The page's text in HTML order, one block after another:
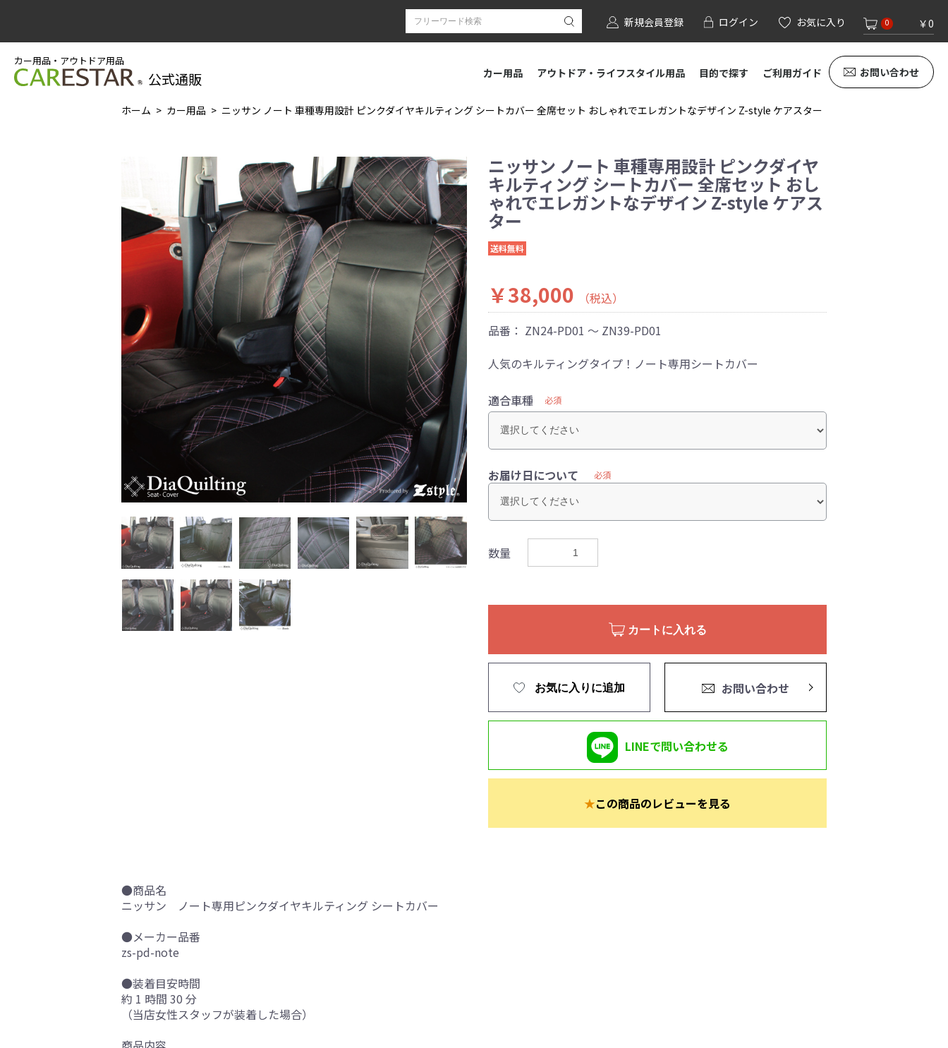
新規会員登録 ログイン お気に入り 0 ￥0
カー用品・アウトドア用品
公式通販 カー用品 アウトドア・ライフスタイル用品 目的で探す ご利用ガイド お問い合わせ
ホーム カー用品 ニッサン ノート 車種専用設計 ピンクダイヤキルティング シートカバー 全席セット おしゃれでエレガントなデザイン Z-style ケアスター
ニッサン ノート 車種専用設計 ピンクダイヤ
キルティング シートカバー 全席セット おし
ゃれでエレガントなデザイン Z-style ケアス
ター
送料無料
￥38,000
（税込）
品番： ZN24-PD01 ～ ZN39-PD01
人気のキルティングタイプ！ノート専用シートカバー
適合車種 必須
お届け日について 必須
数量
カートに入れる
お気に入りに追加 お問い合わせ
LINEで問い合わせる
★この商品のレビューを見る
●商品名
ニッサン ノート専用ピンクダイヤキルティング シートカバー
●メーカー品番
zs-pd-note
●装着目安時間
約 1 時間 30 分
（当店女性スタッフが装着した場合）